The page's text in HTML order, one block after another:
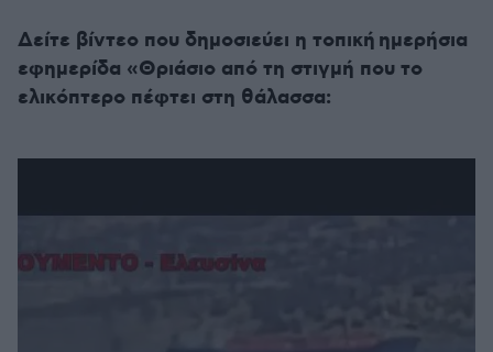
Δείτε βίντεο που δημοσιεύει η τοπική ημερήσια
εφημερίδα «Θριάσιο από τη στιγμή που το
ελικόπτερο πέφτει στη θάλασσα: